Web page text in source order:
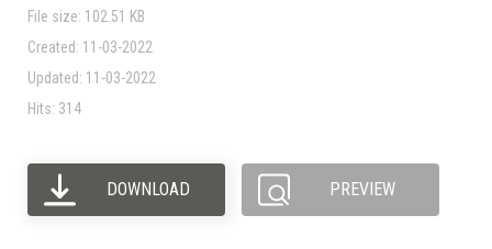
File size: 102.51 KB
Created: 11-03-2022
Updated: 11-03-2022
Hits: 314
DOWNLOAD PREVIEW